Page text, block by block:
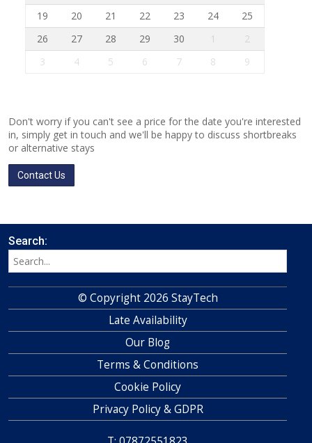
19
20 21 22 23 24
25
26
27 28 29 30 1
2
3
4 5 6 7 8 9
Don't worry if you can't see a price for the date you're interested
in, simply get in touch and we'll be happy to discuss shortbreaks
or alternative stays
Contact Us
Search:
© Copyright 2026 StayTech
Late Availability
Our Blog
Terms & Conditions
Cookie Policy
Privacy Policy & GDPR